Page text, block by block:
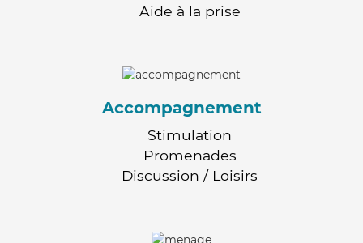
Aide à la prise
Accompagnement
Stimulation
Promenades
Discussion / Loisirs